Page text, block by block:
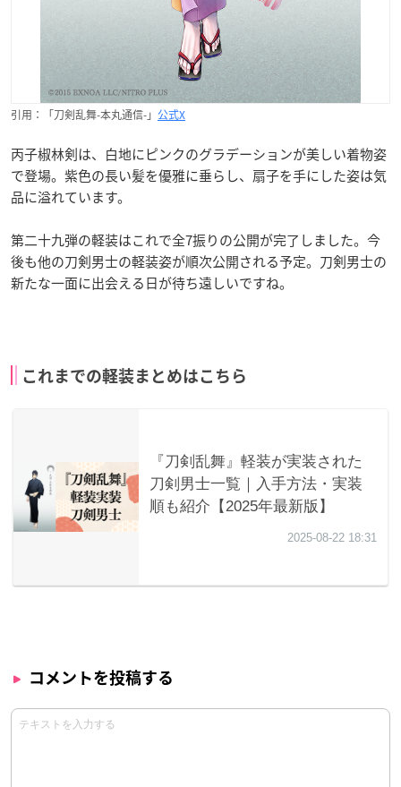
引用：「刀剣乱舞-本丸通信-」 公式X
丙子椒林剣は、白地にピンクのグラデーションが美しい着物姿
で登場。紫色の長い髪を優雅に垂らし、扇子を手にした姿は気
品に溢れています。
第二十九弾の軽装はこれで全7振りの公開が完了しました。今
後も他の刀剣男士の軽装姿が順次公開される予定。刀剣男士の
新たな一面に出会える日が待ち遠しいですね。
これまでの軽装まとめはこちら
コメントを投稿する